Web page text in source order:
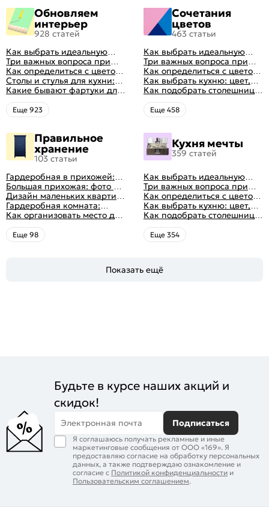
Обновляем
интерьер
928 статей
Как выбрать идеальную
планировку для кухни
Три важных вопроса при
выборе кухни: готовка,
посуда, комфорт
Как определиться с цветом
кухни: светлые, темные,
яркие
Столы и стулья для кухни:
советы по выбору
Какие бывают фартуки для
кухни: как правильно
выбрать
Eще 923
Сочетания
цветов
463 статьи
Как выбрать идеальную
планировку для кухни
Три важных вопроса при
выборе кухни: готовка,
посуда, комфорт
Как определиться с цветом
кухни: светлые, темные,
яркие
Как выбрать кухню: цвет,
планировка, аксессуары
Как подобрать столешницу
для кухни по цвету
Eще 458
Правильное
хранение
103 статьи
Гардеробная в прихожей:
виды, фото в интерьере,
идеи дизайна
Большая прихожая: фото с
функциональным
распределением дизайна
Дизайн маленьких квартир:
10 идей для дизайна
интерьера с фото
Гардеробная комната:
дизайн, планировка, советы
по обустройству,
распространенные ошибки
Как организовать место для
хранения на балконе
Eще 98
Кухня мечты
359 статей
Как выбрать идеальную
планировку для кухни
Три важных вопроса при
выборе кухни: готовка,
посуда, комфорт
Как определиться с цветом
кухни: светлые, темные,
яркие
Как выбрать кухню: цвет,
планировка, аксессуары
Как подобрать столешницу
для кухни по цвету
Eще 354
Показать ещё
Будьте в курсе наших акций и
скидок!
Электронная почта Подписаться
Я соглашаюсь получать рекламные и иные
маркетинговые сообщения от ООО «169». Я
предоставляю согласие на обработку персональных
данных, а также подтверждаю ознакомление и
согласие с Политикой конфиденциальности и
Пользовательским соглашением.